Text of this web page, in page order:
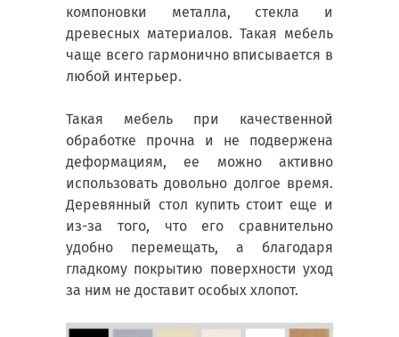
компоновки металла, стекла и
древесных материалов. Такая мебель
чаще всего гармонично вписывается в
любой интерьер.
Такая мебель при качественной
обработке прочна и не подвержена
деформациям, ее можно активно
использовать довольно долгое время.
Деревянный стол купить стоит еще и
из-за того, что его сравнительно
удобно перемещать, а благодаря
гладкому покрытию поверхности уход
за ним не доставит особых хлопот.